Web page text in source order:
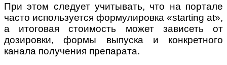
При этом следует учитывать, что на портале
часто используется формулировка «starting at»,
а итоговая стоимость может зависеть от
дозировки, формы выпуска и конкретного
канала получения препарата.